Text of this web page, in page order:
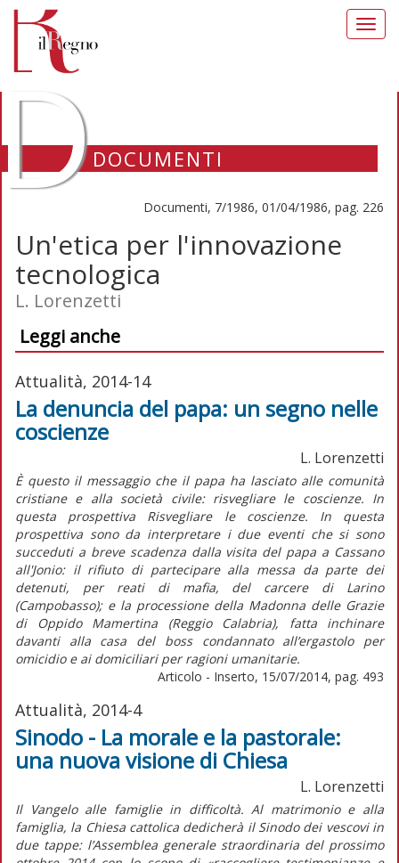
DOCUMENTI
Documenti, 7/1986, 01/04/1986, pag. 226
Un'etica per l'innovazione
tecnologica
L. Lorenzetti
Leggi anche
Attualità, 2014-14
La denuncia del papa: un segno nelle
coscienze
L. Lorenzetti
È questo il messaggio che il papa ha lasciato alle comunità
cristiane e alla società civile: risvegliare le coscienze. In
questa prospettiva Risvegliare le coscienze. In questa
prospettiva sono da interpretare i due eventi che si sono
succeduti a breve scadenza dalla visita del papa a Cassano
all'Jonio: il rifiuto di partecipare alla messa da parte dei
detenuti, per reati di mafia, del carcere di Larino
(Campobasso); e la processione della Madonna delle Grazie
di Oppido Mamertina (Reggio Calabria), fatta inchinare
davanti alla casa del boss condannato all’ergastolo per
omicidio e ai domiciliari per ragioni umanitarie.
Articolo - Inserto, 15/07/2014, pag. 493
Attualità, 2014-4
Sinodo - La morale e la pastorale:
una nuova visione di Chiesa
L. Lorenzetti
Il Vangelo alle famiglie in difficoltà. Al matrimonio e alla
famiglia, la Chiesa cattolica dedicherà il Sinodo dei vescovi in
due tappe: l’Assemblea generale straordinaria del prossimo